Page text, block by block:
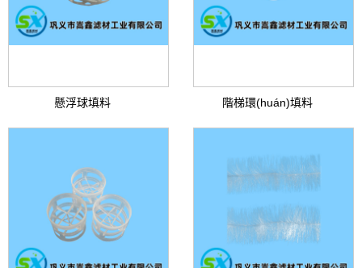
懸浮球填料 階梯環(huán)填料